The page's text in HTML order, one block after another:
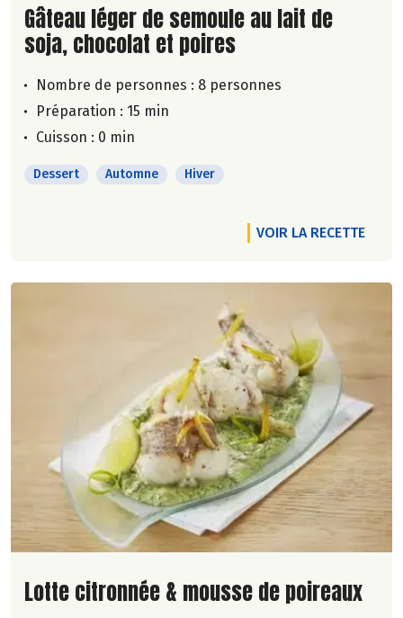
Lire la suite de la recette
Gâteau léger de semoule au lait de
soja, chocolat et poires
Nombre de personnes : 8 personnes
Préparation : 15 min
Cuisson : 0 min
Dessert Automne Hiver
VOIR LA RECETTE
Lire la suite de la recette
Lotte citronnée & mousse de poireaux